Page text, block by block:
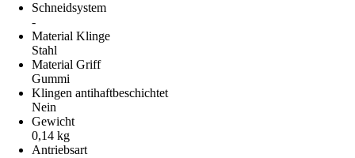
Schneidsystem
-
Material Klinge
Stahl
Material Griff
Gummi
Klingen antihaftbeschichtet
Nein
Gewicht
0,14 kg
Antriebsart